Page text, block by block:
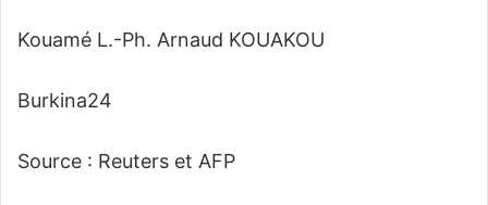
Kouamé L.-Ph. Arnaud KOUAKOU
Burkina24
Source : Reuters et AFP